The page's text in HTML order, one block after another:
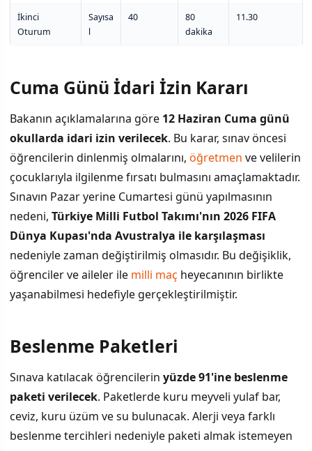
İkinci
Oturum
Sayısa
l
40
80
dakika
11.30
Cuma Günü İdari İzin Kararı
Bakanın açıklamalarına göre 12 Haziran Cuma günü
okullarda idari izin verilecek. Bu karar, sınav öncesi
öğrencilerin dinlenmiş olmalarını, öğretmen ve velilerin
çocuklarıyla ilgilenme fırsatı bulmasını amaçlamaktadır.
Sınavın Pazar yerine Cumartesi günü yapılmasının
nedeni, Türkiye Milli Futbol Takımı'nın 2026 FIFA
Dünya Kupası'nda Avustralya ile karşılaşması
nedeniyle zaman değiştirilmiş olmasıdır. Bu değişiklik,
öğrenciler ve aileler ile milli maç heyecanının birlikte
yaşanabilmesi hedefiyle gerçekleştirilmiştir.
Beslenme Paketleri
Sınava katılacak öğrencilerin yüzde 91'ine beslenme
paketi verilecek. Paketlerde kuru meyveli yulaf bar,
ceviz, kuru üzüm ve su bulunacak. Alerji veya farklı
beslenme tercihleri nedeniyle paketi almak istemeyen